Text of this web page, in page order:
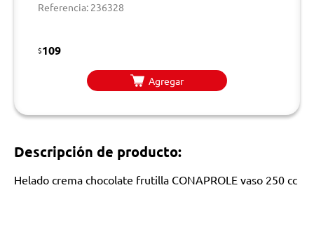
Referencia: 236328
$109
Agregar
Descripción de producto:
Helado crema chocolate frutilla CONAPROLE vaso 250 cc